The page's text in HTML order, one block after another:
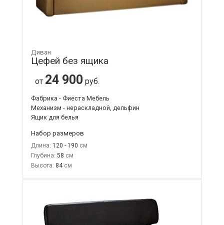
Диван
Цефей без ящика
от 24 900 руб.
Фабрика - Фиеста Мебель
Механизм - нераскладной, дельфин
Ящик для белья
Набор размеров
Длина: 120 - 190
Глубина: 58
Высота: 84